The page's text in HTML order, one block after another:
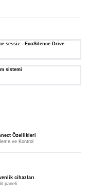
sessiz - EcoSilence Drive
sistemi
Özellikleri
ve Kontrol
cihazları
paneli